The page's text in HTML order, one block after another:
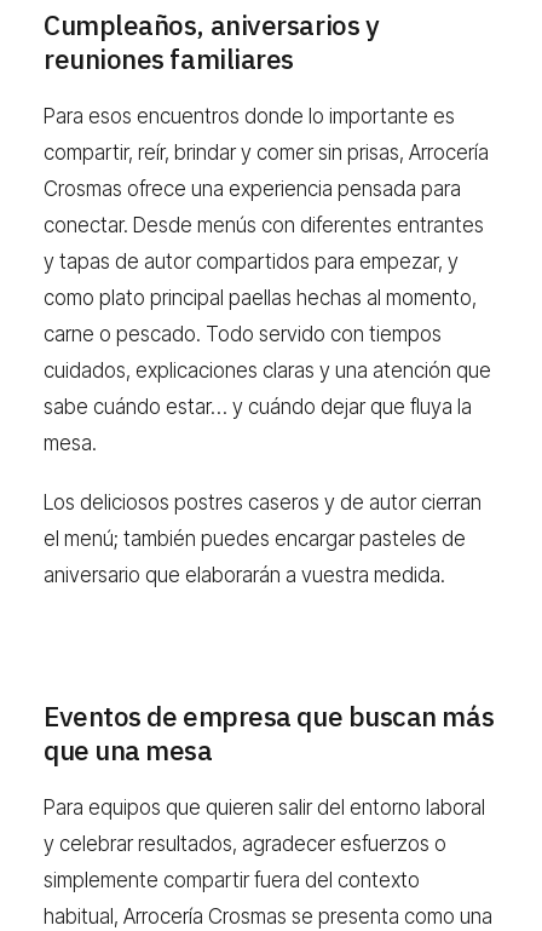
Cumpleaños, aniversarios y
reuniones familiares
Para esos encuentros donde lo importante es
compartir, reír, brindar y comer sin prisas, Arrocería
Crosmas ofrece una experiencia pensada para
conectar. Desde menús con diferentes entrantes
y tapas de autor compartidos para empezar, y
como plato principal paellas hechas al momento,
carne o pescado. Todo servido con tiempos
cuidados, explicaciones claras y una atención que
sabe cuándo estar… y cuándo dejar que fluya la
mesa.
Los deliciosos postres caseros y de autor cierran
el menú; también puedes encargar pasteles de
aniversario que elaborarán a vuestra medida.
Eventos de empresa que buscan más
que una mesa
Para equipos que quieren salir del entorno laboral
y celebrar resultados, agradecer esfuerzos o
simplemente compartir fuera del contexto
habitual, Arrocería Crosmas se presenta como una